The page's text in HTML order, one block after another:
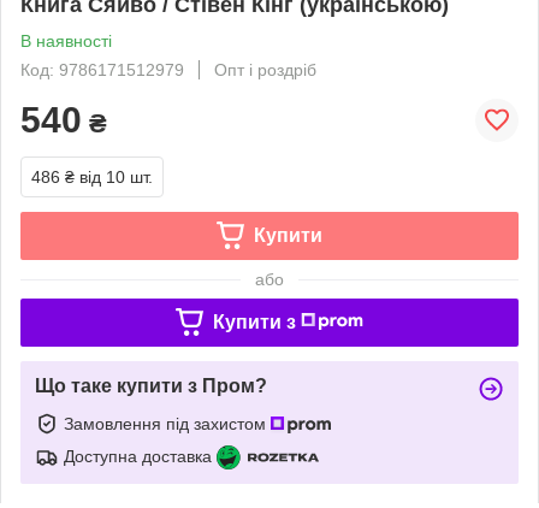
В наявності
Код: 9786171512979
Опт і роздріб
540 ₴
486 ₴ від 10 шт.
Купити
або
Купити з
Що таке купити з Пром?
Замовлення під захистом
Доступна доставка